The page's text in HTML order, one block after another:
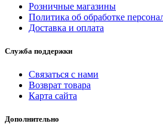
Розничные магазины
Политика об обработке
Доставка и оплата
Служба поддержки
Связаться с нами
Возврат товара
Карта сайта
Дополнительно